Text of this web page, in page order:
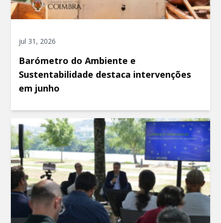
jul 31, 2026
Barómetro do Ambiente e
Sustentabilidade destaca intervenções
em junho